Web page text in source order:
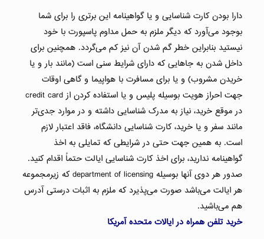
دارا بودن کارت شناسایی و یا گواهینامه این برتری را برای شما
بوجود می‌آورد که دیگر ملزم به حمل مداوم پاسپورت با خود
نیستید بنابراین خطر گم شدن آن نیز کم می‌گردد. همچنین برای
داخل شدن به جاهایی که دارای شرایط سنی است (مانند بار و یا
خریدن مشروب) و یا برای مسافرت با هواپیما و گاهی اوقات
جهت احراز هویت بوسیله پلیس و یا استفاده کردن از credit card
در موقع خرید، نیاز به مدرک شناسایی داشته و در موارد جدی‌تر
مانند سفر و یا خرید، کارت شناسایی دانشگاه، فاقد اعتبار لازم
است. به همین جهت حتی در شرایطی که تمایلی به اخذ
گواهینامه ندارید، برای اخذ کارت شناسایی ایالت حتماً اقدام کنید.
صدور هر دوی آنها بوسیله department of licensing که زیرمجموعه
هر ایالت می‌باشد صورت می‌پذیرد که ملزم به اثبات درستی آدرس
هم می‌باشید.
خرید تلفن همراه در ایالات متحده آمریکا